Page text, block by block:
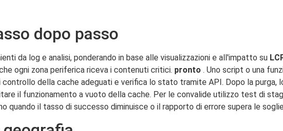
dopo passo
da log e analisi, ponderando in base alle visualizzazioni e all'impatto su
ogni zona periferica riceva i contenuti critici. pronto . Uno script o una
della cache adeguati e verifica lo stato tramite API. Dopo la purga,
il funzionamento a vuoto della cache. Per le convalide utilizzo test di
quando il tasso di successo diminuisce o il rapporto di errore supera le